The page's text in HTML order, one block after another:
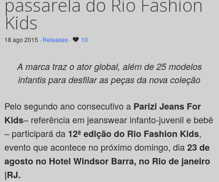
passarela do Rio Fashion
Kids
18 ago 2015 · Releases· 10
A marca traz o ator global, além de 25 modelos
infantis para desfilar as peças da nova coleção
Pelo segundo ano consecutivo a Parizi Jeans For
Kids– referência em jeanswear infanto-juvenil e bebê
– participará da 12ª edição do Rio Fashion Kids,
evento que acontece no próximo domingo, dia23 de
agosto no Hotel Windsor Barra, no Rio de janeiro
|RJ.